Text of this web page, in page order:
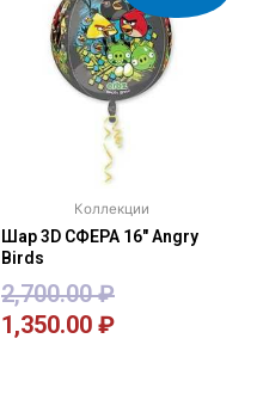
Коллекции
Шар 3D СФЕРА 16″ Angry
Birds
2,700.00₽
1,350.00 ₽